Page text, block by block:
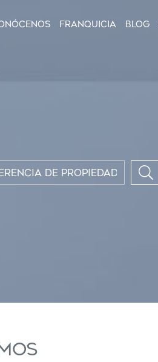
Franquicia Blog